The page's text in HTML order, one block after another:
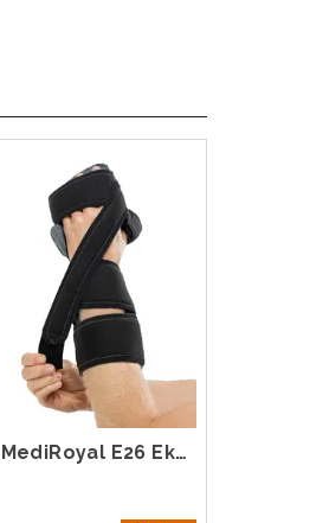
MediRoyal E26 Ekstratrekk 5-Pack